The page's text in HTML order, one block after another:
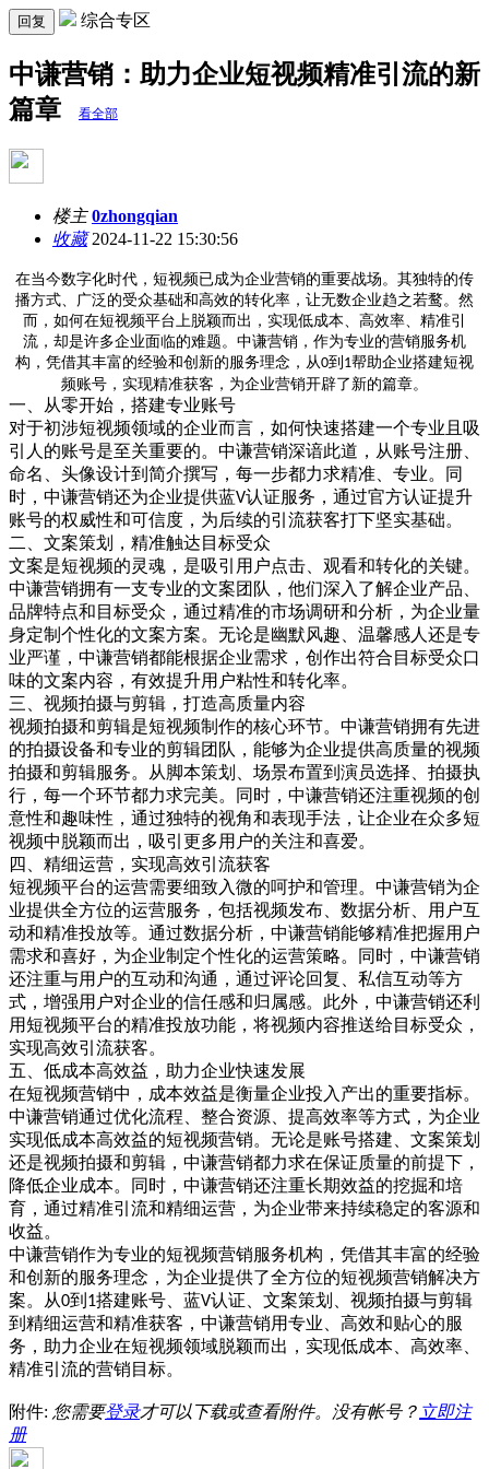
回复 综合专区
中谦营销：助力企业短视频精准引流的新
篇章
看全部
楼主 0zhongqian
收藏2024-11-22 15:30:56
在当今数字化时代，短视频已成为企业营销的重要战场。其独特的传
播方式、广泛的受众基础和高效的转化率，让无数企业趋之若鹜。然
而，如何在短视频平台上脱颖而出，实现低成本、高效率、精准引
流，却是许多企业面临的难题。中谦营销，作为专业的营销服务机
构，凭借其丰富的经验和创新的服务理念，从0到 1帮助企业搭建短视
频账号，实现精准获客，为企业营销开辟了新的篇章。
一、从零开始，搭建专业账号
对于初涉短视频领域的企业而言，如何快速搭建一个专业且吸
引人的账号是至关重要的。中谦营销深谙此道，从账号注册、
命名、头像设计到简介撰写，每一步都力求精准、专业。同
时，中谦营销还为企业提供蓝V认证服务，通过官方认证提升
账号的权威性和可信度，为后续的引流获客打下坚实基础。
二、文案策划，精准触达目标受众
文案是短视频的灵魂，是吸引用户点击、观看和转化的关键。
中谦营销拥有一支专业的文案团队，他们深入了解企业产品、
品牌特点和目标受众，通过精准的市场调研和分析，为企业量
身定制个性化的文案方案。无论是幽默风趣、温馨感人还是专
业严谨，中谦营销都能根据企业需求，创作出符合目标受众口
味的文案内容，有效提升用户粘性和转化率。
三、视频拍摄与剪辑，打造高质量内容
视频拍摄和剪辑是短视频制作的核心环节。中谦营销拥有先进
的拍摄设备和专业的剪辑团队，能够为企业提供高质量的视频
拍摄和剪辑服务。从脚本策划、场景布置到演员选择、拍摄执
行，每一个环节都力求完美。同时，中谦营销还注重视频的创
意性和趣味性，通过独特的视角和表现手法，让企业在众多短
视频中脱颖而出，吸引更多用户的关注和喜爱。
四、精细运营，实现高效引流获客
短视频平台的运营需要细致入微的呵护和管理。中谦营销为企
业提供全方位的运营服务，包括视频发布、数据分析、用户互
动和精准投放等。通过数据分析，中谦营销能够精准把握用户
需求和喜好，为企业制定个性化的运营策略。同时，中谦营销
还注重与用户的互动和沟通，通过评论回复、私信互动等方
式，增强用户对企业的信任感和归属感。此外，中谦营销还利
用短视频平台的精准投放功能，将视频内容推送给目标受众，
实现高效引流获客。
五、低成本高效益，助力企业快速发展
在短视频营销中，成本效益是衡量企业投入产出的重要指标。
中谦营销通过优化流程、整合资源、提高效率等方式，为企业
实现低成本高效益的短视频营销。无论是账号搭建、文案策划
还是视频拍摄和剪辑，中谦营销都力求在保证质量的前提下，
降低企业成本。同时，中谦营销还注重长期效益的挖掘和培
育，通过精准引流和精细运营，为企业带来持续稳定的客源和
收益。
中谦营销作为专业的短视频营销服务机构，凭借其丰富的经验
和创新的服务理念，为企业提供了全方位的短视频营销解决方
案。从0到 1搭建账号、蓝V认证、文案策划、视频拍摄与剪辑
到精细运营和精准获客，中谦营销用专业、高效和贴心的服
务，助力企业在短视频领域脱颖而出，实现低成本、高效率、
精准引流的营销目标。
附件: 您需要登录才可以下载或查看附件。没有帐号？ 立即注
册